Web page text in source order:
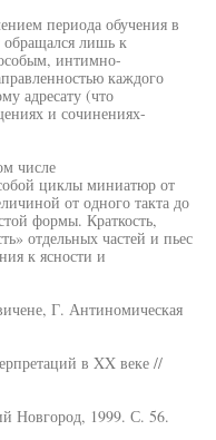
периода обучения в
лишь к
интимно-
каждого
адресату (что
и сочинениях-
числе
циклы миниатюр от
от одного такта до
формы. Краткость,
отдельных частей и пьес
к ясности и
Г. Антиномическая
в XX веке //
Новгород, 1999. С. 56.